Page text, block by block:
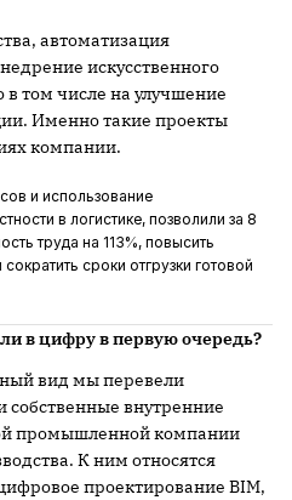
автоматизация
искусственного
в том числе на улучшение
Именно такие проекты
компании.
и использование
в логистике, позволили за 8
труда на 113%, повысить
сроки отгрузки готовой
в цифру в первую очередь?
вид мы перевели
внутренние
промышленной компании
К ним относятся
проектирование BIM,